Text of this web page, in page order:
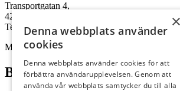
Transportgatan 4,
422 46 Hisings Backa
Telefon: 0708-115352
Mejl: Se flik längst ner till höger.
Brålanda
×
Denna webbplats använder
cookies
Denna webbplats använder cookies för att
förbättra användarupplevelsen. Genom att
använda vår webbplats samtycker du till alla